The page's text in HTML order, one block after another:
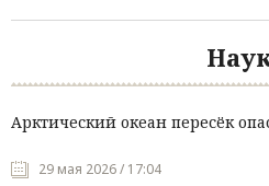
Арктический океан пересёк
29 мая 2026 / 17:04